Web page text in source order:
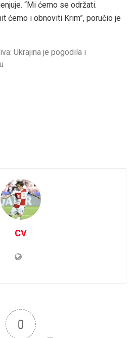
“Mi ćemo se održati.
ćemo i obnoviti Krim”, poručio je
Ukrajina je pogodila i
CV
0